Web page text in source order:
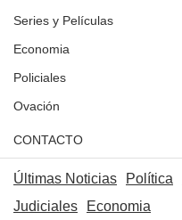
Series y Películas
Economia
Policiales
Ovación
CONTACTO
Últimas Noticias Política
Judiciales
Economia